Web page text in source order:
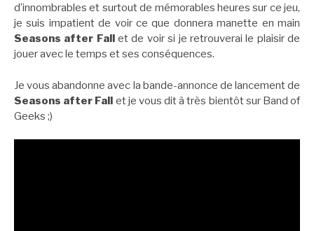
d’innombrables et surtout de mémorables heures sur ce jeu,
je suis impatient de voir ce que donnera manette en main
Seasons after Fallet de voir si je retrouverai le plaisir de
jouer avec le temps et ses conséquences.
Je vous abandonne avec la bande-annonce de lancement de
Seasons after Fall et je vous dit à très bientôt sur Band of
Geeks ;)